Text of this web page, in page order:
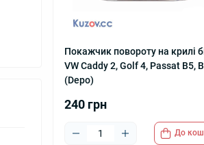
Покажчик повороту на крилі
VW Caddy 2, Golf 4, Passat B5,
(Depo)
240 грн
До